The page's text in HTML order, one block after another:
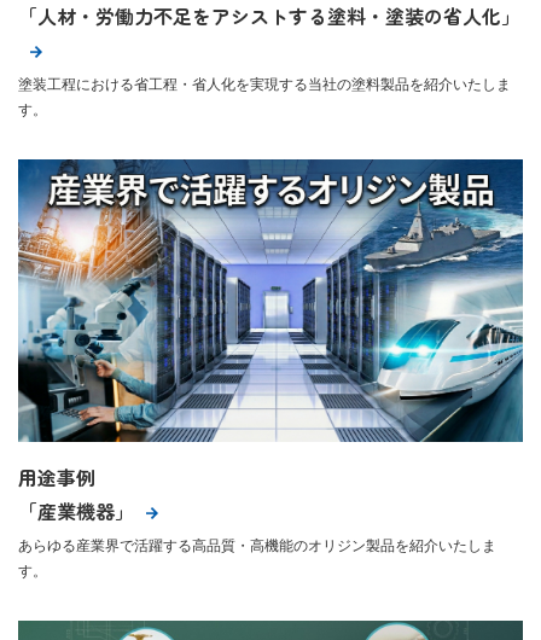
「人材・労働力不足をアシストする塗料・塗装の省人化」
塗装工程における省工程・省人化を実現する当社の塗料製品を紹介いたしま
す。
用途事例
「産業機器」
あらゆる産業界で活躍する高品質・高機能のオリジン製品を紹介いたしま
す。